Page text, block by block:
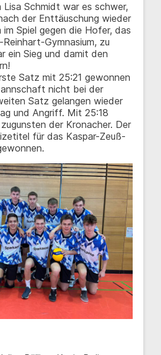
Lisa Schmidt war es schwer,
der Enttäuschung wieder
im Spiel gegen die Hofer, das
Gymnasium, zu
ein Sieg und damit den
Satz mit 25:21 gewonnen
nicht bei der
Satz gelangen wieder
und Angriff. Mit 25:18
der Kronacher. Der
für das Kaspar-Zeuß-